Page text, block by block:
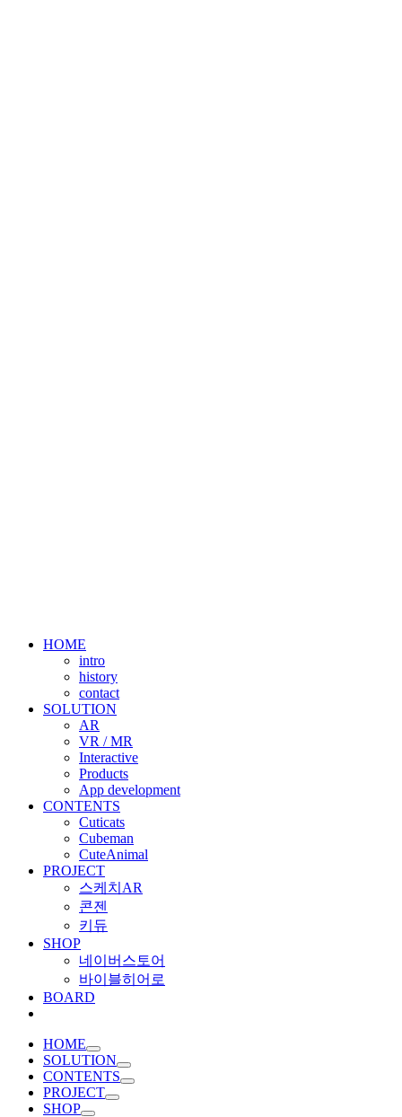
HOME
intro
history
contact
SOLUTION
AR
VR / MR
Interactive
Products
App development
CONTENTS
Cuticats
Cubeman
CuteAnimal
PROJECT
스케치AR
콘젠
키듀
SHOP
네이버스토어
바이블히어로
BOARD
HOME
SOLUTION
CONTENTS
PROJECT
SHOP